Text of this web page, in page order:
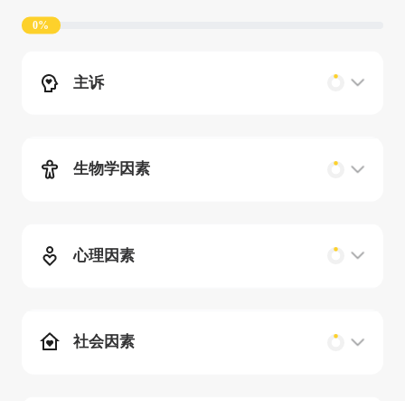
0%
主诉
生物学因素
心理因素
社会因素